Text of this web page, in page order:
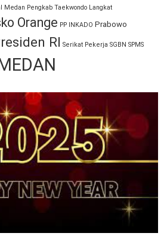
Medan Pengkab Taekwondo Langkat
Orange PP INKADO Prabowo
RI Serikat Pekerja SGBN SPMS